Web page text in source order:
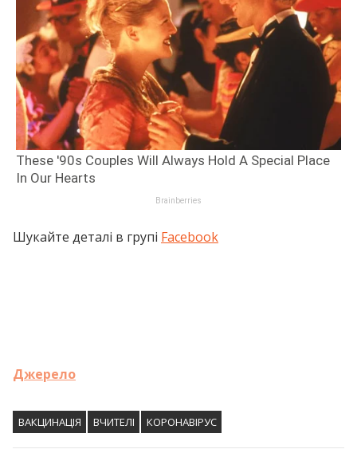
Шукайте деталі в групі Facebook
Джерело
ВАКЦИНАЦІЯ ВЧИТЕЛІ КОРОНАВІРУС